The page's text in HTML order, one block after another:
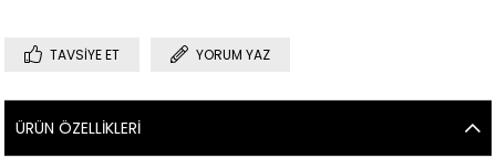
TAVSIYE ET YORUM YAZ
ÜRÜN ÖZELLIKLERI